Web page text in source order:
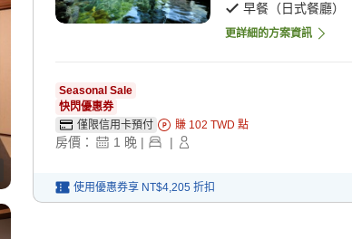
早餐（日式餐廳）
更詳細的方案資訊
Seasonal Sale
快閃優惠券
僅限信用卡預付
賺 102 TWD 點
房價： 1 晚 | |
使用優惠券享 NT$4,205 折扣